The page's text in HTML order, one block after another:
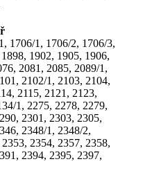
1706/1, 1706/2, 1706/3,
1902, 1905, 1906,
2081, 2085, 2089/1,
2102/1, 2103, 2104,
2115, 2121, 2123,
1, 2275, 2278, 2279,
2301, 2303, 2305,
2348/1, 2348/2,
2354, 2357, 2358,
2394, 2395, 2397,